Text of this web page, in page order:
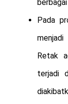
Pada
Retak
terjadi